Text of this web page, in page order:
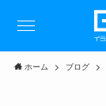
ホーム ブログ